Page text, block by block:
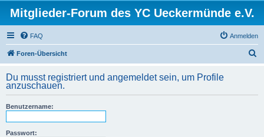
Mitglieder-Forum des YC Ueckermünde e.V.
FAQ Anmelden
Foren-Übersicht
h
Du musst registriert und angemeldet sein, um Profile
anzuschauen.
Benutzername:
Passwort: